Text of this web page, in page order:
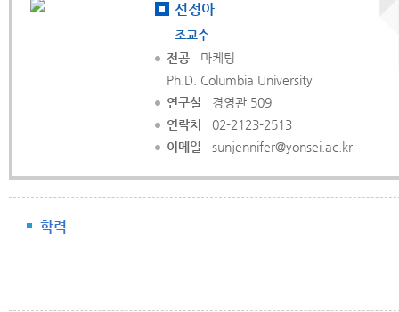
선정아
조교수
전공 마케팅
Ph.D. Columbia University
연구실 경영관 509
연락처
02-2123-2513
이메일 sunjennifer@yonsei.ac.kr
학력